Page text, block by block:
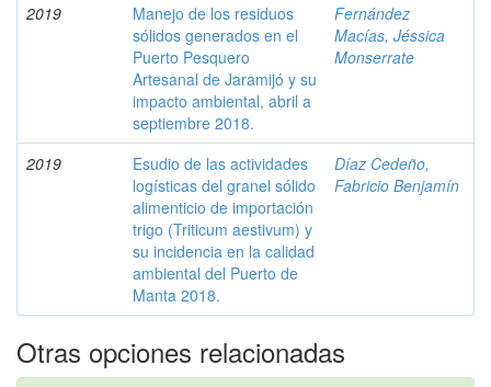
2019
Manejo de los residuos
sólidos generados en el
Puerto Pesquero
Artesanal de Jaramijó y su
impacto ambiental, abril a
septiembre 2018.
Fernández
Macías, Jéssica
Monserrate
2019
Esudio de las actividades
logísticas del granel sólido
alimenticio de importación
trigo (Triticum aestivum) y
su incidencia en la calidad
ambiental del Puerto de
Manta 2018.
Díaz Cedeño,
Fabricio Benjamín
Otras opciones relacionadas